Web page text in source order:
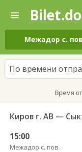
—
Поиск
и
покупка
билетов
на
автобус
онлайн
Bilet.do
Межадор с.
По времени
Время
Киров г. АВ —
15:00
Межадор с. пов.